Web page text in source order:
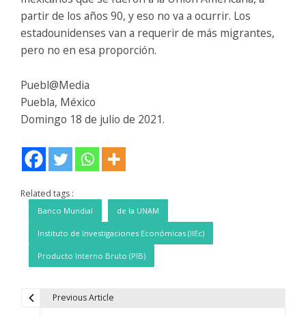
partir de los años 90, y eso no va a ocurrir. Los
estadounidenses van a requerir de más migrantes,
pero no en esa proporción.
Puebl@Media
Puebla, México
Domingo 18 de julio de 2021.
Related tags :
Banco Mundial de la UNAM
Instituto de Investigaciones Económicas (IIEc)
Producto Interno Bruto (PIB)
Previous Article